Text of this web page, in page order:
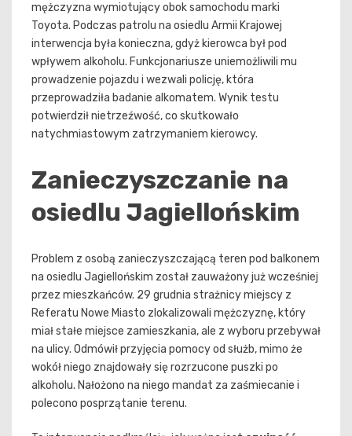
mężczyzna wymiotujący obok samochodu marki
Toyota. Podczas patrolu na osiedlu Armii Krajowej
interwencja była konieczna, gdyż kierowca był pod
wpływem alkoholu. Funkcjonariusze uniemożliwili mu
prowadzenie pojazdu i wezwali policję, która
przeprowadziła badanie alkomatem. Wynik testu
potwierdził nietrzeźwość, co skutkowało
natychmiastowym zatrzymaniem kierowcy.
Zanieczyszczanie na
osiedlu Jagiellońskim
Problem z osobą zanieczyszczającą teren pod balkonem
na osiedlu Jagiellońskim został zauważony już wcześniej
przez mieszkańców. 29 grudnia strażnicy miejscy z
Referatu Nowe Miasto zlokalizowali mężczyznę, który
miał stałe miejsce zamieszkania, ale z wyboru przebywał
na ulicy. Odmówił przyjęcia pomocy od służb, mimo że
wokół niego znajdowały się rozrzucone puszki po
alkoholu. Nałożono na niego mandat za zaśmiecanie i
polecono posprzątanie terenu.